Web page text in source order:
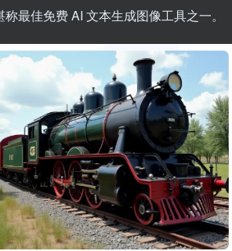
最佳免费 AI 文本生成图像工具之一。